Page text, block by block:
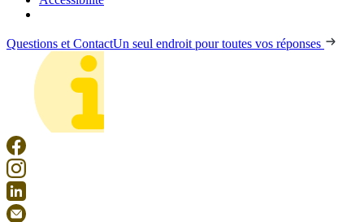
Questions et ContactUn seul endroit pour toutes vos réponses